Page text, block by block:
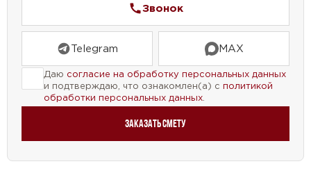
проект, чтобы удовлетворить все ваши
потребности в жилье.
Звонок
Telegram MAX
Даю согласие на обработку персональных данных
и подтверждаю, что ознакомлен(а) с политикой
обработки персональных данных
Заказать смету